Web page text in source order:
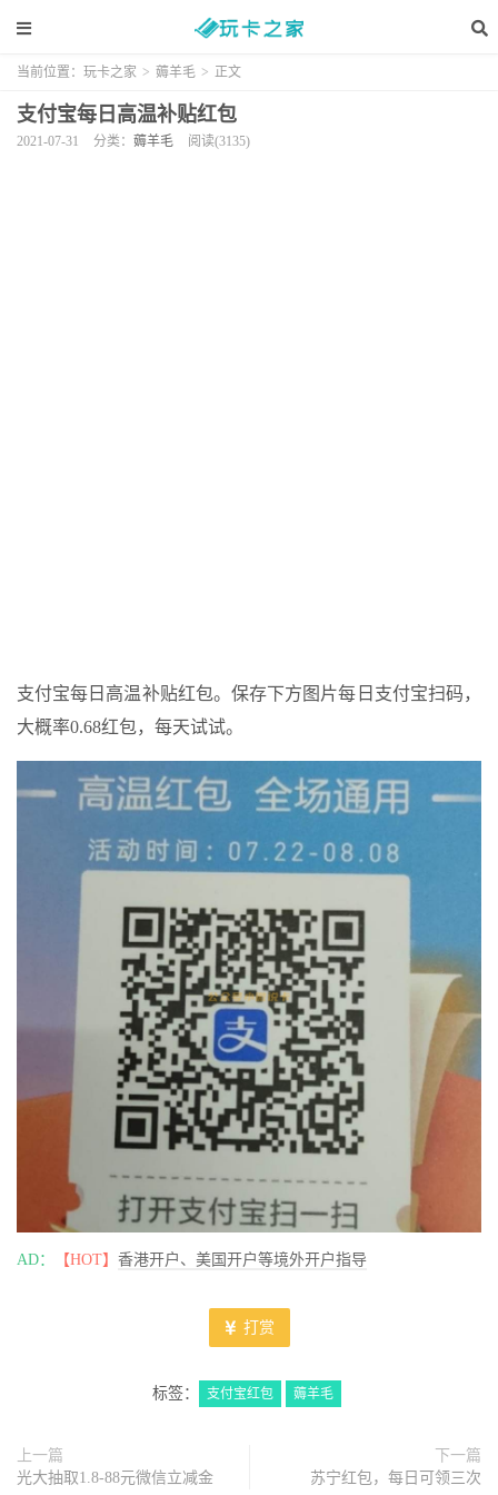
当前位置： 玩卡之家 > 薅羊毛 > 正文
支付宝每日高温补贴红包
2021-07-31 分类： 薅羊毛 阅读(3135)
支付宝每日高温补贴红包。保存下方图片每日支付宝扫码，
大概率0.68红包，每天试试。
AD： 【HOT】 香港开户、美国开户等境外开户指导
打赏
标签： 支付宝红包 薅羊毛
上一篇
光大抽取1.8-88元微信立减金
下一篇
苏宁红包，每日可领三次